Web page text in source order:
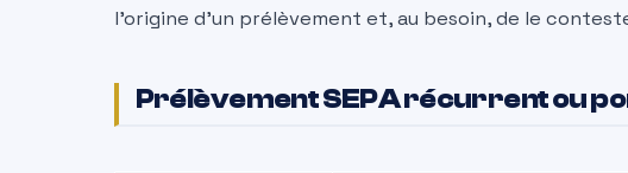
l’origine d’un prélèvement et, au besoin, de le
Prélèvement SEPA récurrent ou